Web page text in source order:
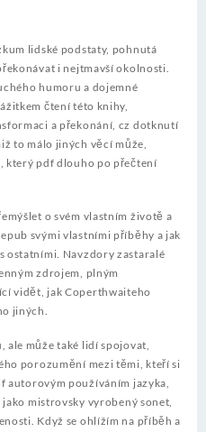
lidské podstaty, pohnutá
i nejtmavší okolnosti.
humoru a dojemné
čtení této knihy,
a překonání, cz dotknutí
to málo jiných věcí může,
který pdf dlouho po přečtení
o svém vlastním životě a
svými vlastními příběhy a jak
ostatními. Navzdory zastaralé
zdrojem, plným
vidět, jak Coperthwaiteho
jiných.
ale může také lidí spojovat,
porozumění mezi těmi, kteří si
autorovým používáním jazyka,
mistrovsky vyrobený sonet,
Když se ohlížím na příběh a